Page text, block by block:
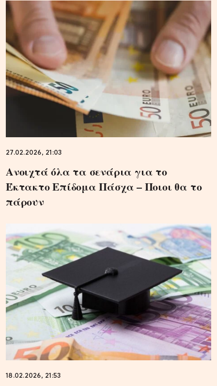
27.02.2026, 21:03
Ανοιχτά όλα τα σενάρια για το
Έκτακτο Επίδομα Πάσχα – Ποιοι θα το
πάρουν
18.02.2026, 21:53